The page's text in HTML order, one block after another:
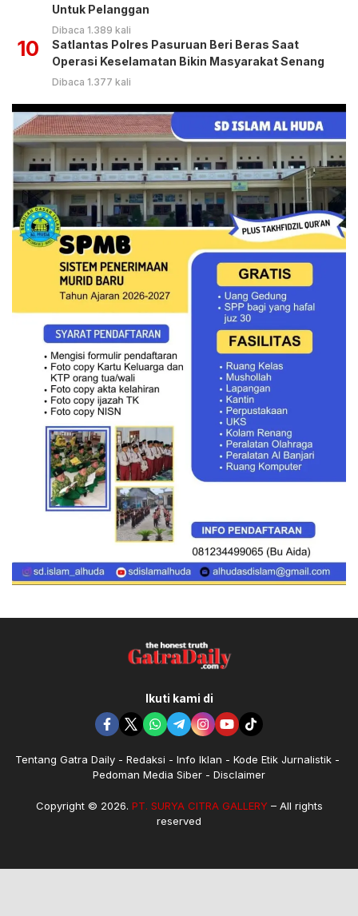
Untuk Pelanggan
Dibaca 1.389 kali
10
Satlantas Polres Pasuruan Beri Beras Saat
Operasi Keselamatan Bikin Masyarakat Senang
Dibaca 1.377 kali
Ikuti kami di
Tentang Gatra Daily Redaksi Info Iklan
Kode Etik Jurnalistik
Pedoman Media Siber
Disclaimer
Copyright © 2026. PT. SURYA CITRA GALLERY– All rights
reserved